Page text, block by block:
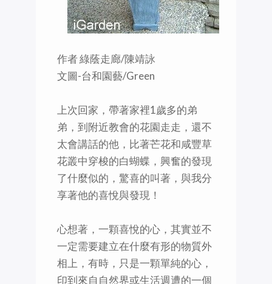
作者 綠蔭走廊/陳靖詠
文圖-台和園藝/Green
上次回家，帶著家裡1歲多的弟
弟，到附近教會的花園走走，還不
太會講話的他，比著芒花和咸豐草
花叢中穿梭的白蝴蝶，興奮的發現
了什麼似的，驚喜的叫著，與我分
享著他的喜悅與發現！
心想著，一顆喜悅的心，其實並不
一定需要建立在什麼有形的物質外
相上，有時，只是一顆單純的心，
印到來自自然界或生活週遭的一個